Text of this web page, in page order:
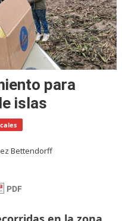
para
islas
Bettendorff